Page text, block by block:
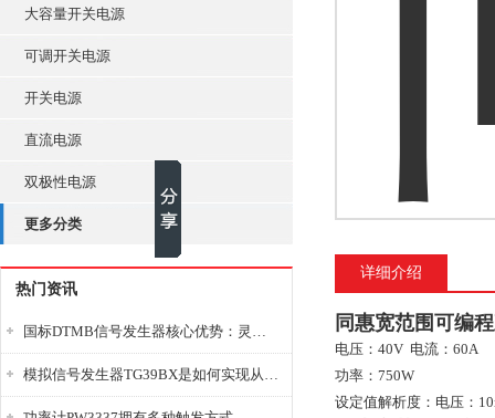
大容量开关电源
可调开关电源
开关电源
直流电源
双极性电源
更多分类
热门资讯
国标DTMB信号发生器核心优势：灵活性与准确性的结合
模拟信号发生器TG39BX是如何实现从直流到交流的波形转换?
详细介绍
同惠宽范围可编
电压：40V 电流：60A
功率：750W
设定值解析度：电压：